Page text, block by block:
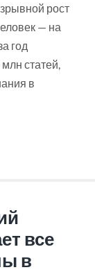
рост
— на
год
статей,
в
все
в